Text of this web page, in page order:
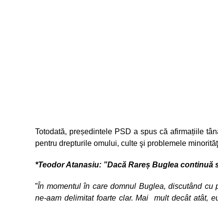
Totodată, președintele PSD a spus că afirmațiile
pentru drepturile omului, culte şi problemele
*Teodor Atanasiu: ”Dacă Rareș Buglea
”În momentul în care domnul Buglea, discutând
ne-aam delimitat foarte clar. Mai mult decât atât,